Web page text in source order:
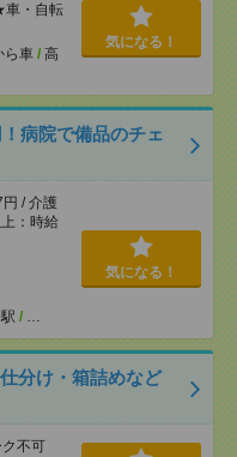
・自転
ら車 / 高
気になる！
病院で備品のチェ
/ 介護
：時給
/ …
気になる！
分け・箱詰めなど
不可